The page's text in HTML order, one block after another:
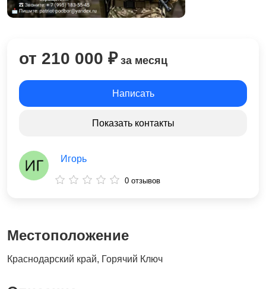
Местоположение
Краснодарский край, Горячий Ключ
от 210 000 ₽ за месяц
Написать
Показать контакты
Игорь
0 отзывов